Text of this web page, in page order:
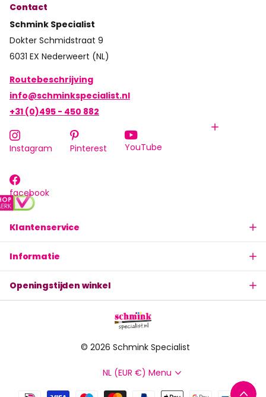
Klantenservice
Informatie
Openingstijden winkel
Contact
Schmink Specialist
Dokter Schmidstraat 9
6031 EX Nederweert (NL)
Routebeschrijving
info@schminkspecialist.nl
+31 (0)495 - 450 882
Instagram Pinterest YouTube
facebook
© 2026 Schmink Specialist
NL (EUR €) Menu